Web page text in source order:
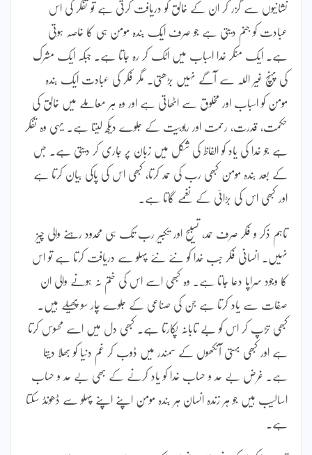
نشانیوں سے گزر کر ان کے خالق کو دریافت کرتی ہے تو تفکر کی اس
عبادت کو جنم دیتی ہے جو صرف ایک بندہ مومن ہی کا خاصہ ہوتی
ہے۔ ایک منکر خدا اسباب میں اٹک کر رہ جاتا ہے۔ جبکہ ایک مشرک
کی پہنچ غیر اللہ سے آگے نہیں بڑھتی۔ مگر فکر کی عبادت ایک بندہ
مومن کو اسباب اور مخلوق سے اٹھاتی ہے اور وہ ہر معاملے میں خالق کی
حکمت، قدرت، رحمت اور ربوبیت کے جلوے دیکھ لیتا ہے۔ یہی وہ تفکر
ہے جو خدا کی یاد کو الفاظ کی شکل میں زبان پر جاری کر دیتی ہے۔ جس
کے بعد بندہ مومن کبھی رب کی حمد کرتا، کبھی اس کی پاکی بیان کرتا ہے
اور کبھی اس کی بڑائی کے نغمے گاتا ہے۔
تاہم ذکر و فکر صرف حمد، تسبیح اور تکبیر رب تک ہی محدود رہنے والی چیز
نہیں۔ انسانی فکر جب خدا کو نئے نئے پہلو سے دریافت کرتا ہے تو اس
کا وجود سراپا دعا جاتا ہے۔ وہ کبھی اسے اس کی ختم نہ ہونے والی ان
صفات سے یاد کرتا ہے جن کی صناعی کے جلوے چار سو پھیلے ہیں۔
کبھی تڑپ کر اس کو بے تابانہ پکارتا ہے۔ کبھی دل میں اسے محسوس کرتا
ہے اور کبھی بہتی آنکھوں کے سمندر میں ڈوب کر غم دنیا کو بھلا دیتا
ہے۔ غرض بے حد و حساب خدا کو یاد کرنے کے بھی بے حد و حساب
اسالیب ہیں جو ہر زندہ انسان ہر بندہ مومن اپنے اپنے پہلو سے ڈھونڈ سکتا
ہے۔